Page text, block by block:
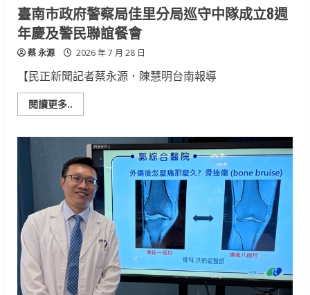
臺南市政府警察局佳里分局巡守中隊成立8週
年慶及警民聯誼餐會
蔡 永源 2026 年 7 月 28 日
【民正新聞記者蔡永源．陳慧明台南報導
閱讀更多..
more
政
府
警
察
局
佳
里
分
局
巡
守
中
隊
成